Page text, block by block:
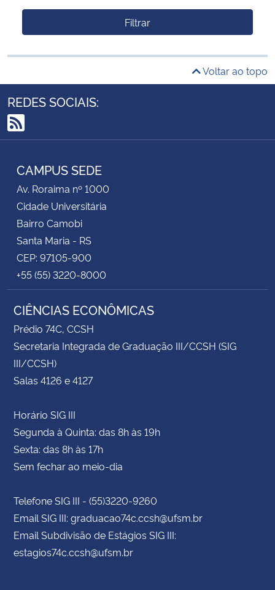
Filtrar
Voltar ao topo
REDES SOCIAIS:
RSS
CAMPUS SEDE
Av. Roraima nº 1000
Cidade Universitária
Bairro Camobi
Santa Maria - RS
CEP: 97105-900
+55 (55) 3220-8000
CIÊNCIAS ECONÔMICAS
Prédio 74C, CCSH
Secretaria Integrada de Graduação III/CCSH (SIG
III/CCSH)
Salas 4126 e 4127
Horário SIG III
Segunda à Quinta: das 8h às 19h
Sexta: das 8h às 17h
Sem fechar ao meio-dia
Telefone SIG III - (55)3220-9260
Email SIG III: graduacao74c.ccsh@ufsm.br
Email Subdivisão de Estágios SIG III:
estagios74c.ccsh@ufsm.br